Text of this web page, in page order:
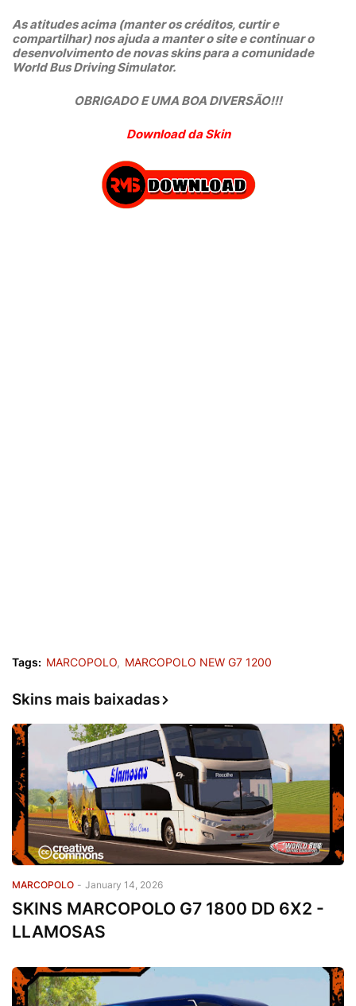
As atitudes acima (manter os créditos, curtir e
compartilhar) nos ajuda a manter o site e continuar o
desenvolvimento de novas skins para a comunidade
World Bus Driving Simulator.
OBRIGADO E UMA BOA DIVERSÃO!!!
Download da Skin
Tags: MARCOPOLO MARCOPOLO NEW G7 1200
Skins mais baixadas
MARCOPOLO - January 14, 2026
SKINS MARCOPOLO G7 1800 DD 6X2 -
LLAMOSAS